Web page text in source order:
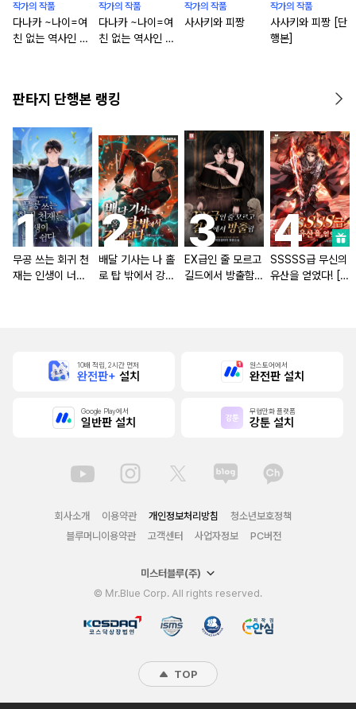
작가의 작품
다나카 ~나이=여
친 없는 역사인 마
작가의 작품
다나카 ~나이=여
친 없는 역사인 마
작가의 작품
사사키와 피짱
작가의 작품
사사키와 피짱 [단
행본]
판타지 단행본 랭킹
무공 쓰는 회귀 천
재는 인생이 너무
배달 기사는 나 홀
로 탑 밖에서 강해
EX급인 줄 모르고
길드에서 방출함
SSSSS급 무신의
유산을 얻었다! [단
10배 적립, 2시간 먼저
완전판+ 설치
원스토어에서
완전판 설치
Google Play에서
일반판 설치
무협만화 플랫폼
강툰 설치
회사소개 이용약관 개인정보처리방침
청소년보호정책
블루머니이용약관
고객센터 사업자정보 PC버전
미스터블루(주)
© Mr.Blue Corp. All rights reserved.
TOP